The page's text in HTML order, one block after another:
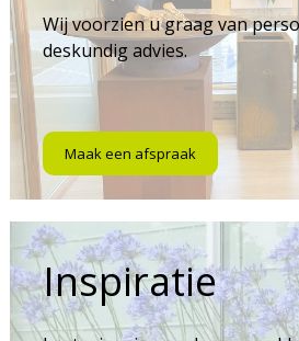
Wij voorzien u graag van
deskundig advies.
Maak een afspraak
Inspiratie